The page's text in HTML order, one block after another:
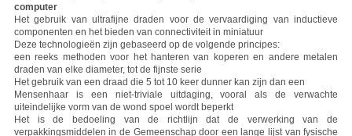
computer
Het gebruik van ultrafijne draden voor de vervaardiging van inductieve
componenten en het bieden van connectiviteit in miniatuur
Deze technologieën zijn gebaseerd op de volgende principes:
een reeks methoden voor het hanteren van koperen en andere metalen
draden van elke diameter, tot de fijnste serie
Het gebruik van een draad die 5 tot 10 keer dunner kan zijn dan een
Mensenhaar is een niet-triviale uitdaging, vooral als de verwachte
uiteindelijke vorm van de wond spoel wordt beperkt
Het is de bedoeling van de richtlijn dat de verwerking van de
verpakkingsmiddelen in de Gemeenschap door een lange lijst van fysische